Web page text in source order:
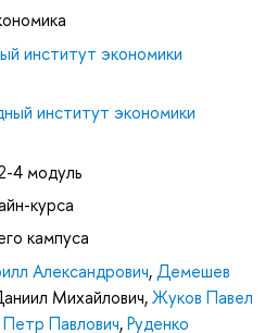
институт экономики
институт экономики
4 модуль
курса
кампуса
Александрович,Демешев
Михайлович,Жуков Павел
Петр Павлович,Руденко